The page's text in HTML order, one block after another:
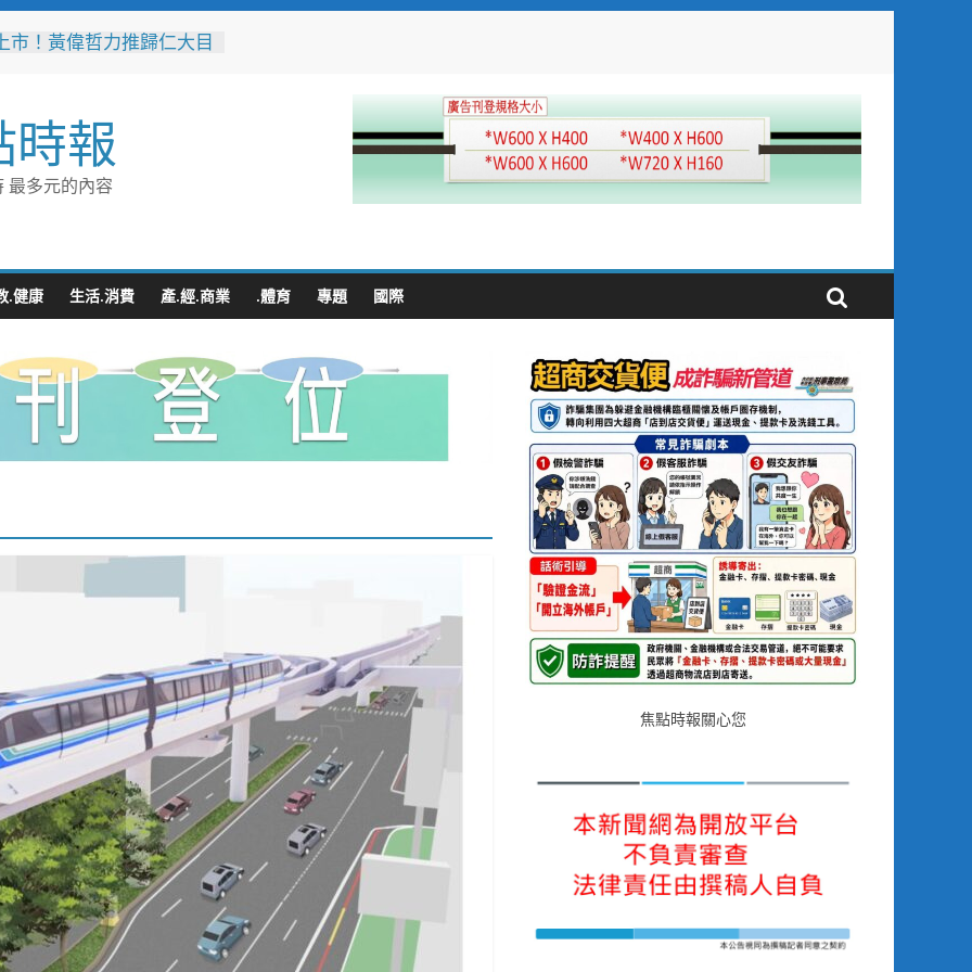
市！黃偉哲力推歸仁大目
其邁:保存百年產業記
醫院」變身親子天堂！高
遊樂園開幕首日人潮爆棚
心成於熱愛 王貴嬋現代
展
時報
最多元的內容
.健康 生活.消費 產.經.商業 .體育 專題 國際
焦點時報關心您